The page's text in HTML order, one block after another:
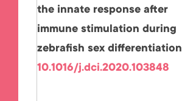
the innate response after
immune stimulation during
zebrafish sex differentiation
10.1016/j.dci.2020.103848